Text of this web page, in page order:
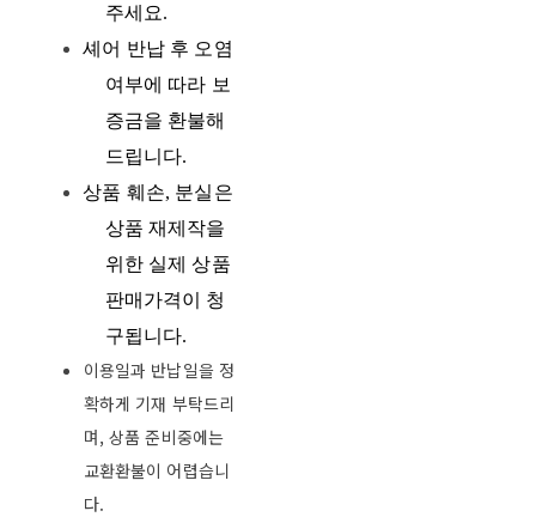
주세요.
셰어 반납 후 오염
여부에 따라 보
증금을 환불해
드립니다.
상품 훼손, 분실은
상품재제작을
위한 실제 상품
판매가격이 청
구됩니다.
이용일과 반납일을 정
확하게 기재 부탁드리
며, 상품 준비중에는
교환환불이 어렵습니
다.